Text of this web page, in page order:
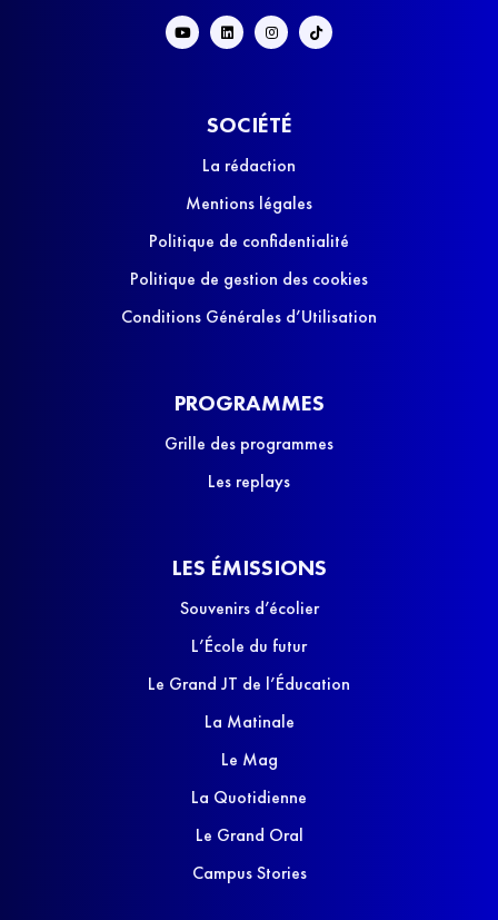
SOCIÉTÉ
La rédaction
Mentions légales
Politique de confidentialité
Politique de gestion des cookies
Conditions Générales d’Utilisation
PROGRAMMES
Grille des programmes
Les replays
LES ÉMISSIONS
Souvenirs d’écolier
L’École du futur
Le Grand JT de l’Éducation
La Matinale
Le Mag
La Quotidienne
Le Grand Oral
Campus Stories